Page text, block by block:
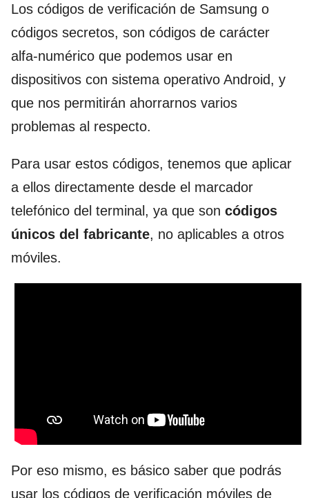
Los códigos de verificación de Samsung o
códigos secretos, son códigos de carácter
alfa-numérico que podemos usar en
dispositivos con sistema operativo Android, y
que nos permitirán ahorrarnos varios
problemas al respecto.
Para usar estos códigos, tenemos que aplicar
a ellos directamente desde el marcador
telefónico del terminal, ya que son códigos
únicos del fabricante, no aplicables a otros
móviles.
Por eso mismo, es básico saber que podrás
usar los códigos de verificación móviles de